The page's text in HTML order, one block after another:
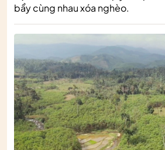
bẩy cùng nhau xóa nghèo.